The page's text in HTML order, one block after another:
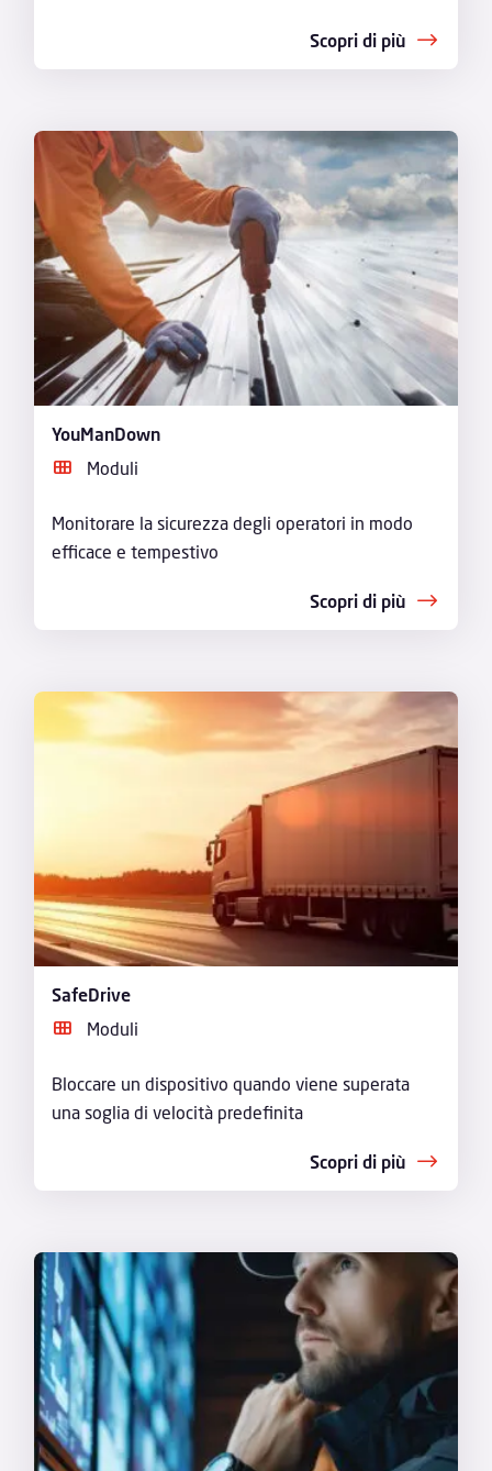
Scopri di più
YouManDown
Moduli
Monitorare la sicurezza degli operatori in modo
efficace e tempestivo
Scopri di più
SafeDrive
Moduli
Bloccare un dispositivo quando viene superata
una soglia di velocità predefinita
Scopri di più